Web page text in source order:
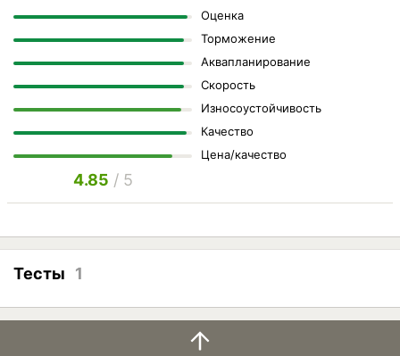
Оценка
Торможение
Аквапланирование
Скорость
Износоустойчивость
Качество
Цена/качество
4.85 / 5
Тесты 1